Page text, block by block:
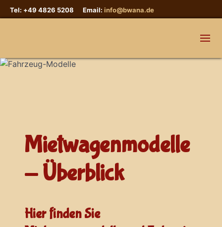
Tel: +49 4826 5208 Email: info@bwana.de
Mietwagenmodelle
- Überblick
Hier finden Sie